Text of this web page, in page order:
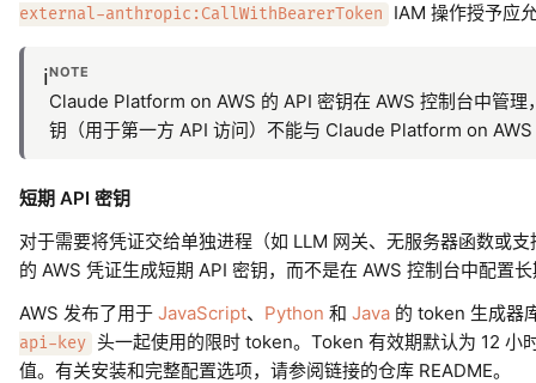
external-anthropic:CallWithBearerToken IAM 操作授予应
ℹ️NOTE
Claude Platform on AWS 的 API 密钥在 AWS 控制台中管
钥（用于第一方 API 访问）不能与 Claude Platform on
短期 API 密钥
对于需要将凭证交给单独进程（如 LLM 网关、无服务器函数或
的 AWS 凭证生成短期 API 密钥，而不是在 AWS 控制台中配置
AWS 发布了用于 JavaScript、 Python 和 Java 的 token 生成器
api-key 头一起使用的限时 token。Token 有效期默认为 12 小
值。有关安装和完整配置选项，请参阅链接的仓库 README。